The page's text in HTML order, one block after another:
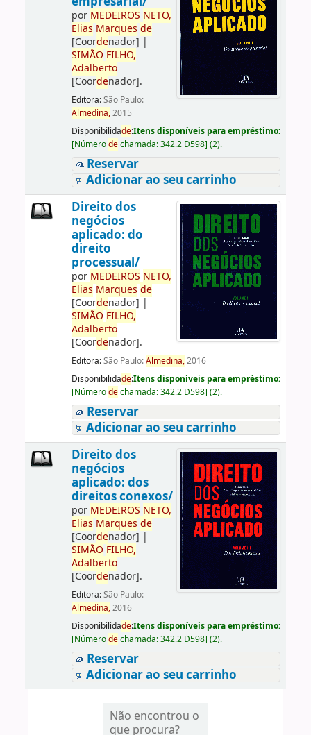
por MEDEIROS NETO,
Elias Marques de
[Coordenador] |
SIMÃO FILHO,
Adalberto
[Coordenador].
Editora:São Paulo:
Almedina,2015
Disponibilidade:Itens disponíveis para empréstimo:
[Númerodechamada:342.2 D598] (2).
Reservar
Adicionar ao seu carrinho
Direito dos
negócios
aplicado: do
direito
processual/
por MEDEIROS NETO,
Elias Marques de
[Coordenador] |
SIMÃO FILHO,
Adalberto
[Coordenador].
Editora:São Paulo:Almedina,2016
Disponibilidade:Itens disponíveis para empréstimo:
[Númerodechamada:342.2 D598] (2).
Reservar
Adicionar ao seu carrinho
Direito dos
negócios
aplicado: dos
direitos conexos/
por MEDEIROS NETO,
Elias Marques de
[Coordenador] |
SIMÃO FILHO,
Adalberto
[Coordenador].
Editora:São Paulo:
Almedina,2016
Disponibilidade:Itens disponíveis para empréstimo:
[Númerodechamada:342.2 D598] (2).
Reservar
Adicionar ao seu carrinho
Não encontrou o
que procura?